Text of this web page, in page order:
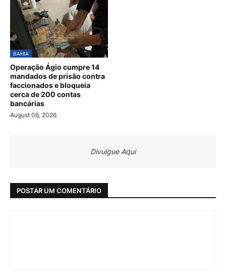
BAHIA
Operação Ágio cumpre 14
mandados de prisão contra
faccionados e bloqueia
cerca de 200 contas
bancárias
August 06, 2026
Divulgue Aqui
POSTAR UM COMENTÁRIO